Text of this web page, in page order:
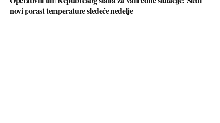
novi porast temperature sledeće nedelje